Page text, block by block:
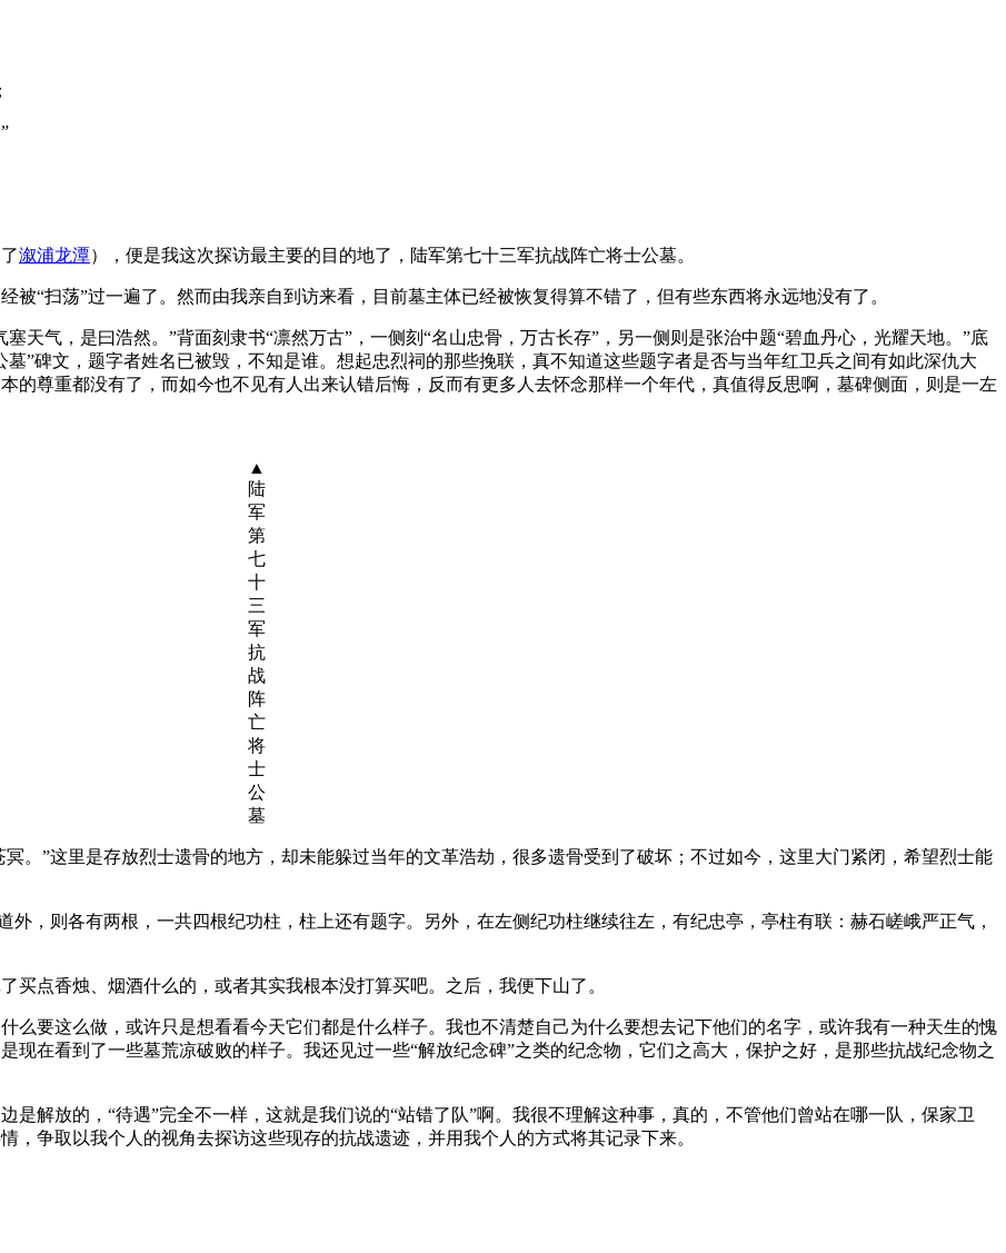
溆浦龙潭），便是我这次探访最主要的目的地了，陆军第七十三军抗战阵亡将士公墓。
“扫荡”过一遍了。然而由我亲自到访来看，目前墓主体已经被恢复得算不错了，但有些东西将永远地没有了。
天气，是曰浩然。”背面刻隶书“凛然万古”，一侧刻“名山忠骨，万古长存”，另一侧则是张治中题“碧血丹心，光耀天地。”底
”碑文，题字者姓名已被毁，不知是谁。想起忠烈祠的那些挽联，真不知道这些题字者是否与当年红卫兵之间有如此深仇大
的尊重都没有了，而如今也不见有人出来认错后悔，反而有更多人去怀念那样一个年代，真值得反思啊，墓碑侧面，则是一左
陆
军
第
七
十
三
军
抗
战
阵
亡
将
士
公
墓
。”这里是存放烈士遗骨的地方，却未能躲过当年的文革浩劫，很多遗骨受到了破坏；不过如今，这里大门紧闭，希望烈士能
外，则各有两根，一共四根纪功柱，柱上还有题字。另外，在左侧纪功柱继续往左，有纪忠亭，亭柱有联：赫石嵯峨严正气，
点香烛、烟酒什么的，或者其实我根本没打算买吧。之后，我便下山了。
么要这么做，或许只是想看看今天它们都是什么样子。我也不清楚自己为什么要想去记下他们的名字，或许我有一种天生的愧
现在看到了一些墓荒凉破败的样子。我还见过一些“解放纪念碑”之类的纪念物，它们之高大，保护之好，是那些抗战纪念物之
是解放的，“待遇”完全不一样，这就是我们说的“站错了队”啊。我很不理解这种事，真的，不管他们曾站在哪一队，保家卫
，争取以我个人的视角去探访这些现存的抗战遗迹，并用我个人的方式将其记录下来。